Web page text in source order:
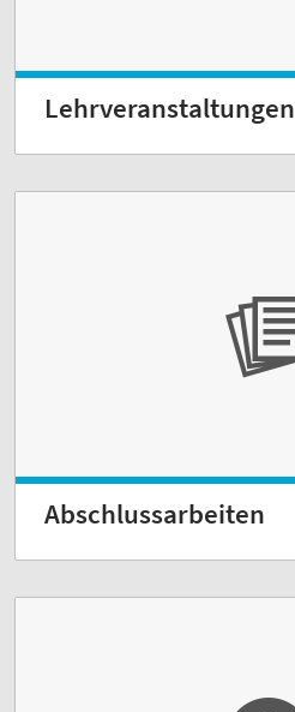
Lehrveranstaltungen
Abschlussarbeiten